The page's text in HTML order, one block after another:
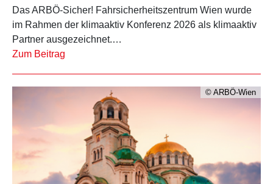
Das ARBÖ-Sicher! Fahrsicherheitszentrum Wien wurde
im Rahmen der klimaaktiv Konferenz 2026 als klimaaktiv
Partner ausgezeichnet.…
Zum Beitrag
© ARBÖ-Wien